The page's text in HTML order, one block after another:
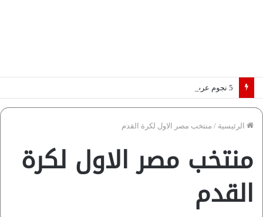
الرئيسية / منتخب مصر الاول لكرة القدم
منتخب مصر الاول لكرة
القدم